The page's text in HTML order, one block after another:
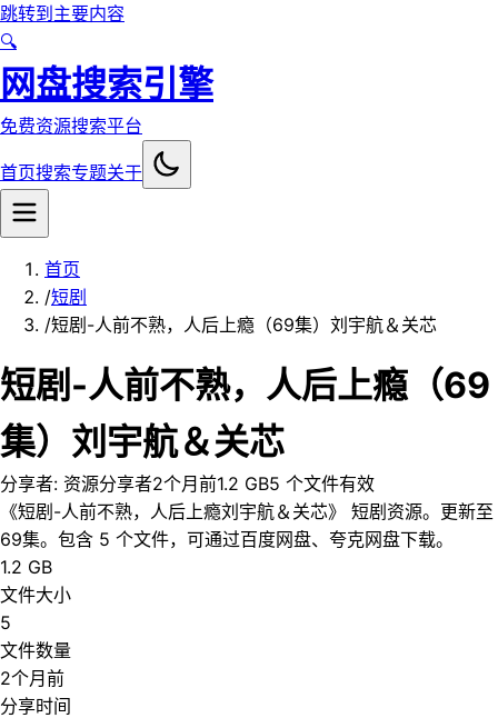
跳转到主要内容
🔍
网盘搜索引擎
免费资源搜索平台
首页搜索专题关于
首页
/短剧
/短剧-人前不熟，人后上瘾（69集）刘宇航＆关芯
短剧-人前不熟，人后上瘾（69
集）刘宇航＆关芯
分享者: 资源分享者2个月前1.2 GB5 个文件有效
《短剧-人前不熟，人后上瘾刘宇航＆关芯》 短剧资源。更新至
69集。包含 5 个文件，可通过百度网盘、夸克网盘下载。
1.2 GB
文件大小
5
文件数量
2个月前
分享时间